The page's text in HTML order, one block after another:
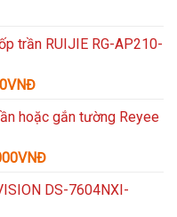
trần RUIJIE RG-AP210-
VNĐGiá
tại
935,000VNĐ.
hoặc gắn tường Reyee
VNĐGiá
tại
DS-7604NXI-